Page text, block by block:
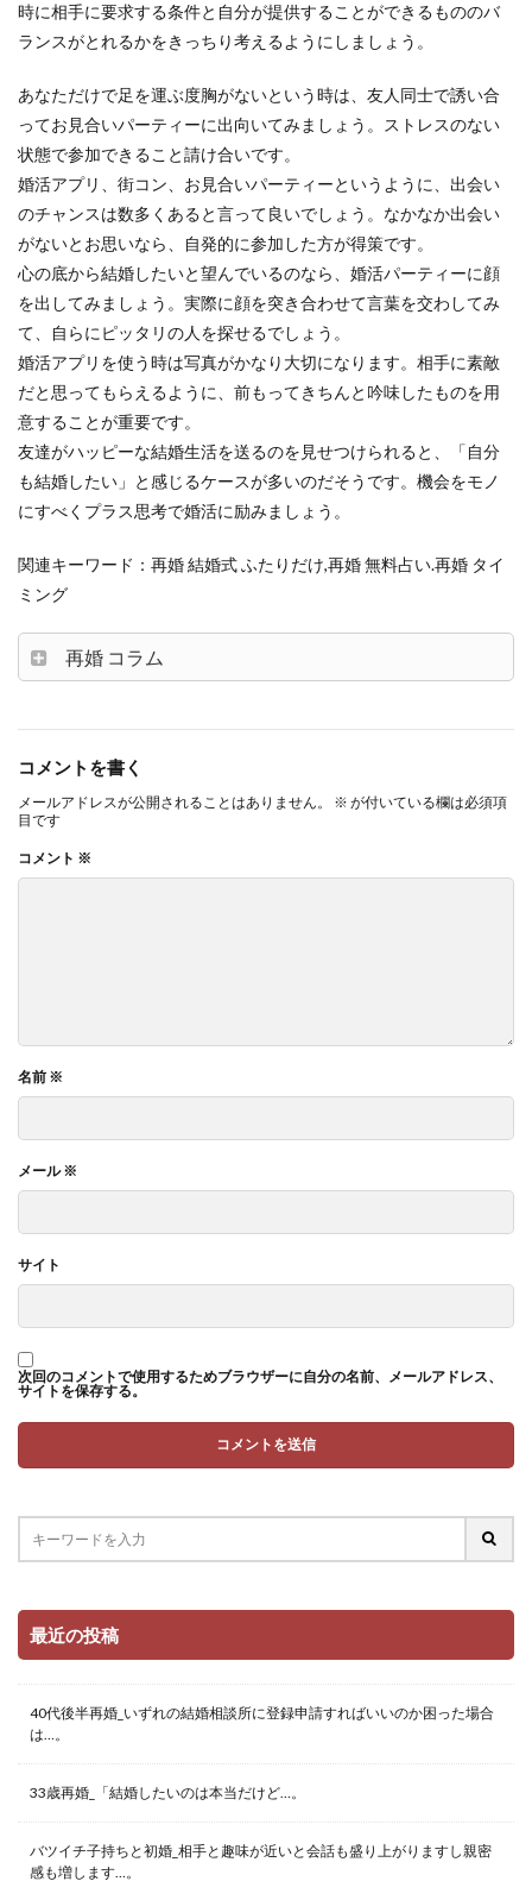
時に相手に要求する条件と自分が提供することができるもののバ
ランスがとれるかをきっちり考えるようにしましょう。
あなただけで足を運ぶ度胸がないという時は、友人同士で誘い合
ってお見合いパーティーに出向いてみましょう。ストレスのない
状態で参加できること請け合いです。
婚活アプリ、街コン、お見合いパーティーというように、出会い
のチャンスは数多くあると言って良いでしょう。なかなか出会い
がないとお思いなら、自発的に参加した方が得策です。
心の底から結婚したいと望んでいるのなら、婚活パーティーに顔
を出してみましょう。実際に顔を突き合わせて言葉を交わしてみ
て、自らにピッタリの人を探せるでしょう。
婚活アプリを使う時は写真がかなり大切になります。相手に素敵
だと思ってもらえるように、前もってきちんと吟味したものを用
意することが重要です。
友達がハッピーな結婚生活を送るのを見せつけられると、「自分
も結婚したい」と感じるケースが多いのだそうです。機会をモノ
にすべくプラス思考で婚活に励みましょう。
関連キーワード：再婚 結婚式 ふたりだけ,再婚 無料占い.再婚 タイ
ミング
再婚 コラム
コメントを書く
メールアドレスが公開されることはありません。 ※ が付いている欄は必須項
目です
コメント ※
名前 ※
メール※
サイト
次回のコメントで使用するためブラウザーに自分の名前、メールアドレス、
サイトを保存する。
最近の投稿
40代後半再婚_いずれの結婚相談所に登録申請すればいいのか困った場合
は…。
33歳再婚_「結婚したいのは本当だけど…。
バツイチ子持ちと初婚_相手と趣味が近いと会話も盛り上がりますし親密
感も増します…。